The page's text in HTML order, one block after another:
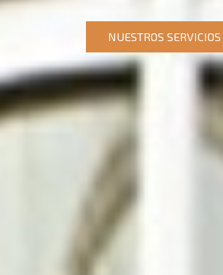
NUESTROS SERVICIOS
Más de 60 años de
experiencia
de última
fórmula perfecta
ascensor.